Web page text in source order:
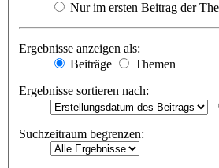
Nur im ersten Beitrag der
Ergebnisse anzeigen als:
Beiträge
Themen
Ergebnisse sortieren nach:
Suchzeitraum begrenzen: